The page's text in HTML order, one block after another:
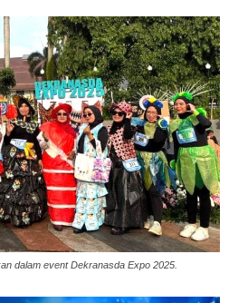
dalam event Dekranasda Expo 2025.